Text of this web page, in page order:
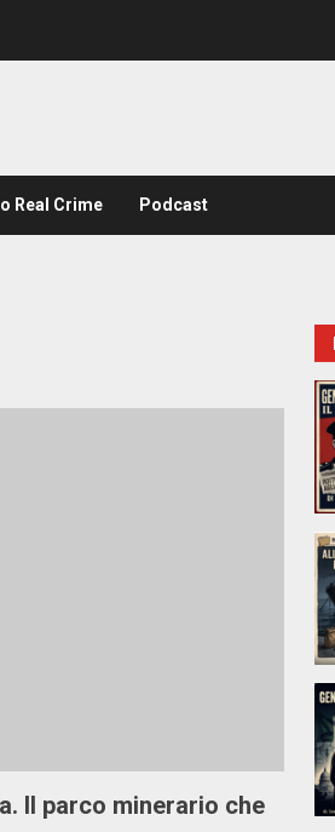
Real Crime Podcast
Il parco minerario che